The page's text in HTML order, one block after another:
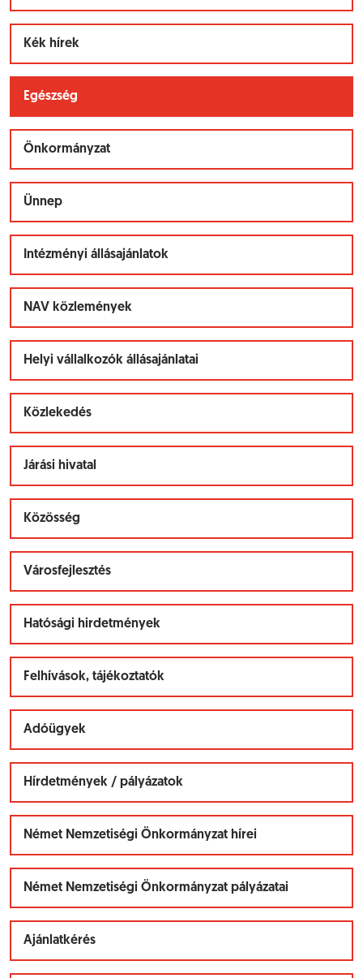
Kék hírek
Egészség
Önkormányzat
Ünnep
Intézményi állásajánlatok
NAV közlemények
Helyi vállalkozók állásajánlatai
Közlekedés
Járási hivatal
Közösség
Városfejlesztés
Hatósági hirdetmények
Felhívások, tájékoztatók
Adóügyek
Hírdetmények / pályázatok
Német Nemzetiségi Önkormányzat hírei
Német Nemzetiségi Önkormányzat pályázatai
Ajánlatkérés